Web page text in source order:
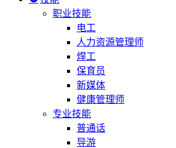
职业技能
电工
人力资源管理师
焊工
保育员
新媒体
健康管理师
专业技能
普通话
导游